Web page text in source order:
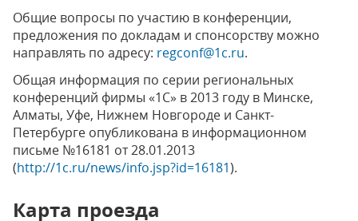
Общие вопросы по участию в конференции,
предложения по докладам и спонсорству можно
направлять по адресу: regconf@1c.ru.
Общая информация по серии региональных
конференций фирмы «1С» в 2013 году в Минске,
Алматы, Уфе, Нижнем Новгороде и Санкт-
Петербурге опубликована в информационном
письме №16181 от 28.01.2013
(http://1c.ru/news/info.jsp?id=16181).
Карта проезда